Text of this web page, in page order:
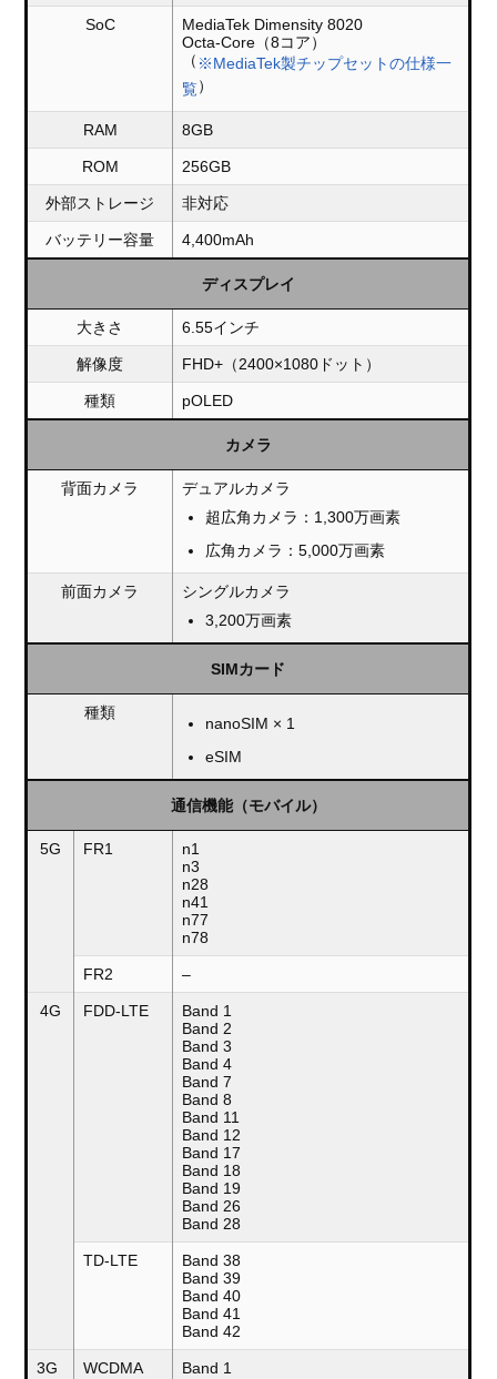
SoC
MediaTek Dimensity 8020
Octa-Core（8コア）
（ ※MediaTek製チップセットの仕様一
覧）
RAM 8GB
ROM 256GB
外部ストレージ 非対応
バッテリー容量 4,400mAh
ディスプレイ
大きさ 6.55インチ
解像度 FHD+（2400×1080ドット）
種類 pOLED
カメラ
背面カメラ
デュアルカメラ
超広角カメラ：1,300万画素
広角カメラ：5,000万画素
前面カメラ
シングルカメラ
3,200万画素
SIMカード
種類
nanoSIM × 1
eSIM
通信機能（モバイル）
5G FR1
n1
n3
n28
n41
n77
n78
FR2 –
4G FDD-LTE
Band 1
Band 2
Band 3
Band 4
Band 7
Band 8
Band 11
Band 12
Band 17
Band 18
Band 19
Band 26
Band 28
TD-LTE
Band 38
Band 39
Band 40
Band 41
Band 42
3G
WCDMA
Band 1